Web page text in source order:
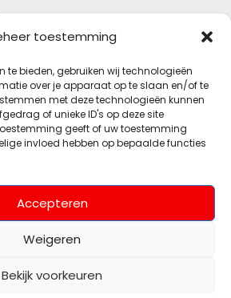
toestemming
te bieden, gebruiken wij technologieën
over je apparaat op te slaan en/of te
met deze technologieën kunnen
of unieke ID's op deze site
geeft of uw toestemming
invloed hebben op bepaalde functies
Accepteren
Weigeren
Bekijk voorkeuren